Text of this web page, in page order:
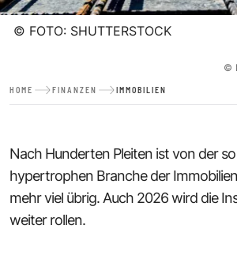
© FOTO: SHUTTERSTOCK
©
HOME FINANZEN IMMOBILIEN
Nach Hunderten Pleiten ist von der
hypertrophen Branche der
mehr viel übrig. Auch 2026 wird die
weiter rollen.